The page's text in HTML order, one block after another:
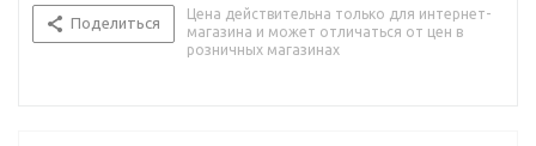
Поделиться
Цена действительна только для интернет-
магазина и может отличаться от цен в
розничных магазинах